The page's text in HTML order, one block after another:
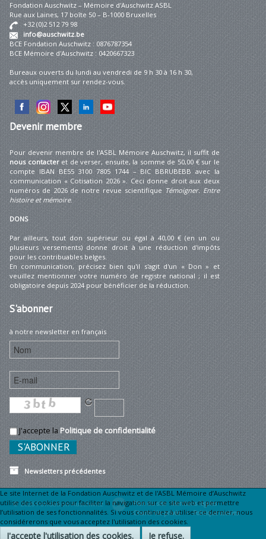
Fondation Auschwitz – Mémoire d'Auschwitz ASBL
Rue aux Laines, 17 boîte 50 – B-1000 Bruxelles
+32 (0)2 512 79 98
info@auschwitz.be
BCE Fondation Auschwitz : 0876787354
BCE Mémoire d'Auschwitz : 0420667323
Bureaux ouverts du lundi au vendredi de 9 h 30 à 16 h 30,
accès uniquement sur rendez-vous.
Devenirmembre
Pour devenir membre de l'ASBL Mémoire Auschwitz, il suffit de
nous contacteret de verser, ensuite, la somme de 50,00 € sur le
compte IBAN BE55 3100 7805 1744 – BIC BBRUBEBB avec la
communication « Cotisation 2026 ». Ceci donne droit aux deux
numéros de 2026 de notre revue scientifique Témoigner. Entre
histoire et mémoire.
DONS
Par ailleurs, tout don supérieur ou égal à 40,00 € (en un ou
plusieurs versements) donne droit à une réduction d'impôts
pour les contribuables belges.
En communication, précisez bien qu'il s'agit d'un « Don » et
veuillez mentionner votre numéro de registre national ; il est
obligatoire depuis 2024 pour bénéficier de la réduction.
S'abonner
à notre newsletter en français
J'accepte la Politique de confidentialité
Newsletters précédentes
Plan du site Mentions légales •
Charte Vie privée • Politique cookies
© 2026 Fondation Auschwitz
Le site Internet de la Fondation Auschwitz et de l'ASBL Mémoire d’Auschwitz
utilise des cookies pour faciliter la navigation sur ce site web et permettre
l’utilisation de ses fonctionnalités. Si vous continuez à utiliser ce dernier, nous
considérerons que vous acceptez l'utilisation des cookies.
J'accepte l'utilisation des cookies. Je refuse.